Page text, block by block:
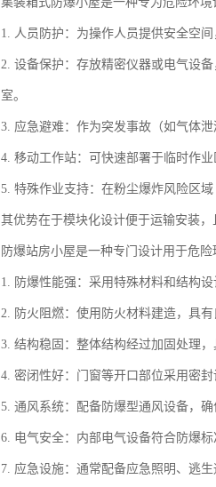
1. 人员防护：为操作人员提供安全空
2. 设备保护：存放精密仪器或电气设
室。
3. 应急避难：作为突发事故（如气体
4. 移动工作站：可快速部署于临时作
5. 特殊作业支持：在粉尘爆炸风险区
其优势在于模块化设计便于运输安装
防爆站房小屋是一种专门设计用于危
1. 防爆性能强：采用特殊材料和结构
2. 防火阻燃：使用防火材料建造，具
3. 结构稳固：整体结构经过加固处理
4. 密闭性好：门窗等开口部位采用密
5. 通风系统：配备防爆型通风设备，
6. 电气安全：内部电气设备符合防爆标
7. 应急设施：通常配备应急照明、逃